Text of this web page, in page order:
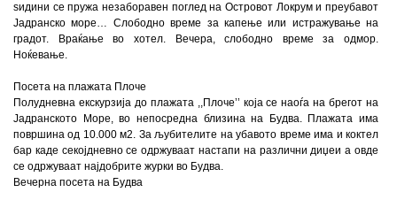
ѕидини се пружа незаборавен поглед на Островот Локрум и преубавот
Јадранско море… Слободно време за капење или истражување на
градот. Враќање во хотел. Вечера, слободно време за одмор.
Ноќевање.
Посета на плажата Плоче
Полудневна екскурзија до плажата ,,Плоче’’ која се наоѓа на брегот на
Јадранското Море, во непосредна близина на Будва. Плажата има
површина од 10.000 м2. За љубителите на убавото време има и коктел
бар каде секојдневно се одржуваат настапи на различни диџеи а овде
се одржуваат најдобрите журки во Будва.
Вечерна посета на Будва